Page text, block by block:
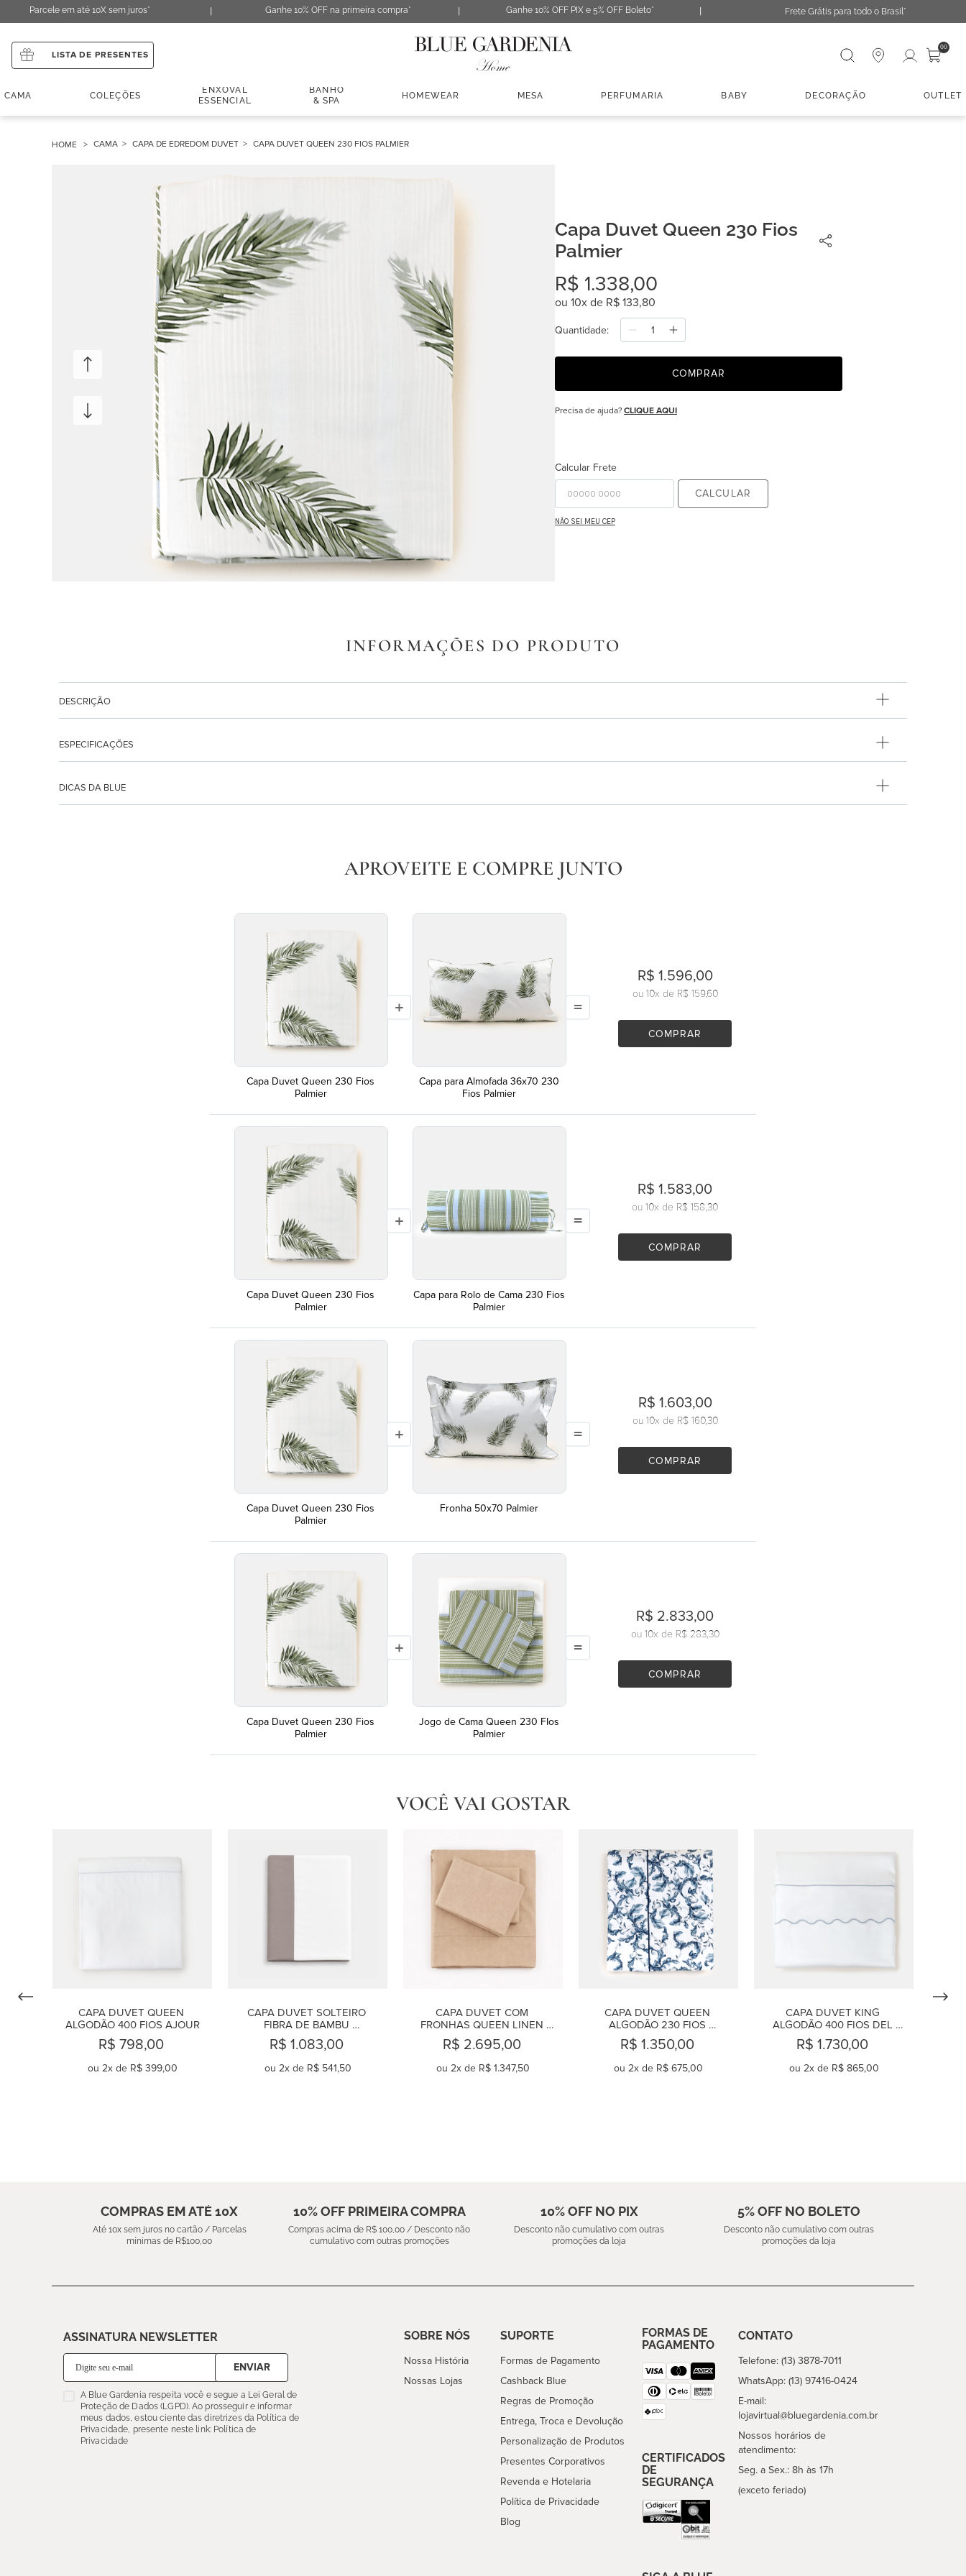
Parcele em até 10X sem juros* Ganhe 10% OFF na primeira compra* Ganhe 10% OFF PIX e 5% OFF Boleto* Frete Grátis para todo o Brasil*
LISTA DE PRESENTES
Digite sua busca 00
CAMA COLEÇÕES
ENXOVAL
ESSENCIAL
BANHO
& SPA
HOMEWEAR MESA PERFUMARIA BABY DECORAÇÃO OUTLET
CAMA CAPA DE EDREDOM DUVET CAPA DUVET QUEEN 230 FIOS PALMIER
Capa Duvet Queen 230 Fios
Palmier
R$ 1.338,00
ou 10x de R$ 133,80
Quantidade
COMPRAR
Precisa de ajuda? CLIQUE AQUI
Calcular Frete
CALCULAR
NÃO SEI MEU CEP
INFORMAÇÕES DO PRODUTO
DESCRIÇÃO
ESPECIFICAÇÕES
DICAS DA BLUE
APROVEITE E COMPRE JUNTO
Capa Duvet Queen 230 Fios
Palmier
Capa para Almofada 36x70 230
Fios Palmier
R$ 1.596,00
ou 10x de R$ 159,60
COMPRAR
Capa Duvet Queen 230 Fios
Palmier
Capa para Rolo de Cama 230 Fios
Palmier
R$ 1.583,00
ou 10x de R$ 158,30
COMPRAR
Capa Duvet Queen 230 Fios
Palmier
Fronha 50x70 Palmier
R$ 1.603,00
ou 10x de R$ 160,30
COMPRAR
Capa Duvet Queen 230 Fios
Palmier
Jogo de Cama Queen 230 FIos
Palmier
R$ 2.833,00
ou 10x de R$ 283,30
COMPRAR
VOCÊ VAI GOSTAR
CAPA DUVET QUEEN
ALGODÃO 400 FIOS AJOUR
R$ 798,00
ou 2x de R$ 399,00
CAPA DUVET SOLTEIRO
FIBRA DE BAMBU
MONDRIAN SAND
R$ 1.083,00
ou 2x de R$ 541,50
CAPA DUVET COM
FRONHAS QUEEN LINEN
CAMEL
R$ 2.695,00
ou 2x de R$ 1.347,50
CAPA DUVET QUEEN
ALGODÃO 230 FIOS
MAJORELLE
R$ 1.350,00
ou 2x de R$ 675,00
CAPA DUVET KING
ALGODÃO 400 FIOS DEL
MAR AZUL
R$ 1.730,00
ou 2x de R$ 865,00
COMPRAS EM ATÉ 10X
Até 10x sem juros no cartão / Parcelas
mínimas de R$100,00
10% OFF PRIMEIRA COMPRA
Compras acima de R$ 100,00 / Desconto não
cumulativo com outras promoções
10% OFF NO PIX
Desconto não cumulativo com outras
promoções da loja
5% OFF NO BOLETO
Desconto não cumulativo com outras
promoções da loja
ASSINATURA NEWSLETTER
ENVIAR
A Blue Gardenia respeita você e segue a Lei Geral de
Proteção de Dados (LGPD). Ao prosseguir e informar
meus dados, estou ciente das diretrizes da Política de
Privacidade, presente neste link: Política de
Privacidade
SOBRE NÓS
Nossa História
Nossas Lojas
SUPORTE
Formas de Pagamento
Cashback Blue
Regras de Promoção
Entrega, Troca e Devolução
Personalização de Produtos
Presentes Corporativos
Revenda e Hotelaria
Política de Privacidade
Blog
FORMAS DE
PAGAMENTO
CERTIFICADOS
DE
SEGURANÇA
CONTATO
Telefone: (13) 3878-7011
WhatsApp: (13) 97416-0424
E-mail:
lojavirtual@bluegardenia.com.br
Nossos horários de
atendimento:
Seg. a Sex.: 8h às 17h
(exceto feriado)